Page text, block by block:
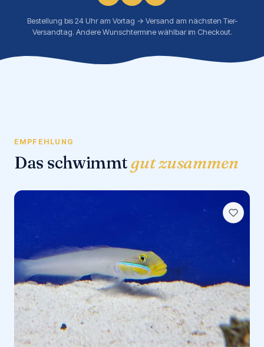
Bestellung bis 24 Uhr am Vortag → Versand am nächsten Tier-
Versandtag. Andere Wunschtermine wählbar im Checkout.
EMPFEHLUNG
Das schwimmtgut zusammen